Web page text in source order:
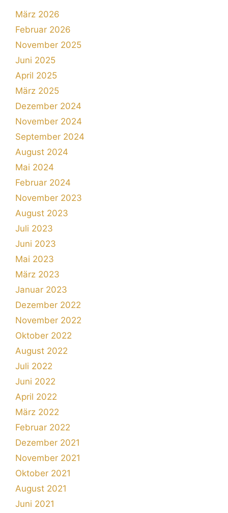
März 2026
Februar 2026
November 2025
Juni 2025
April 2025
März 2025
Dezember 2024
November 2024
September 2024
August 2024
Mai 2024
Februar 2024
November 2023
August 2023
Juli 2023
Juni 2023
Mai 2023
März 2023
Januar 2023
Dezember 2022
November 2022
Oktober 2022
August 2022
Juli 2022
Juni 2022
April 2022
März 2022
Februar 2022
Dezember 2021
November 2021
Oktober 2021
August 2021
Juni 2021